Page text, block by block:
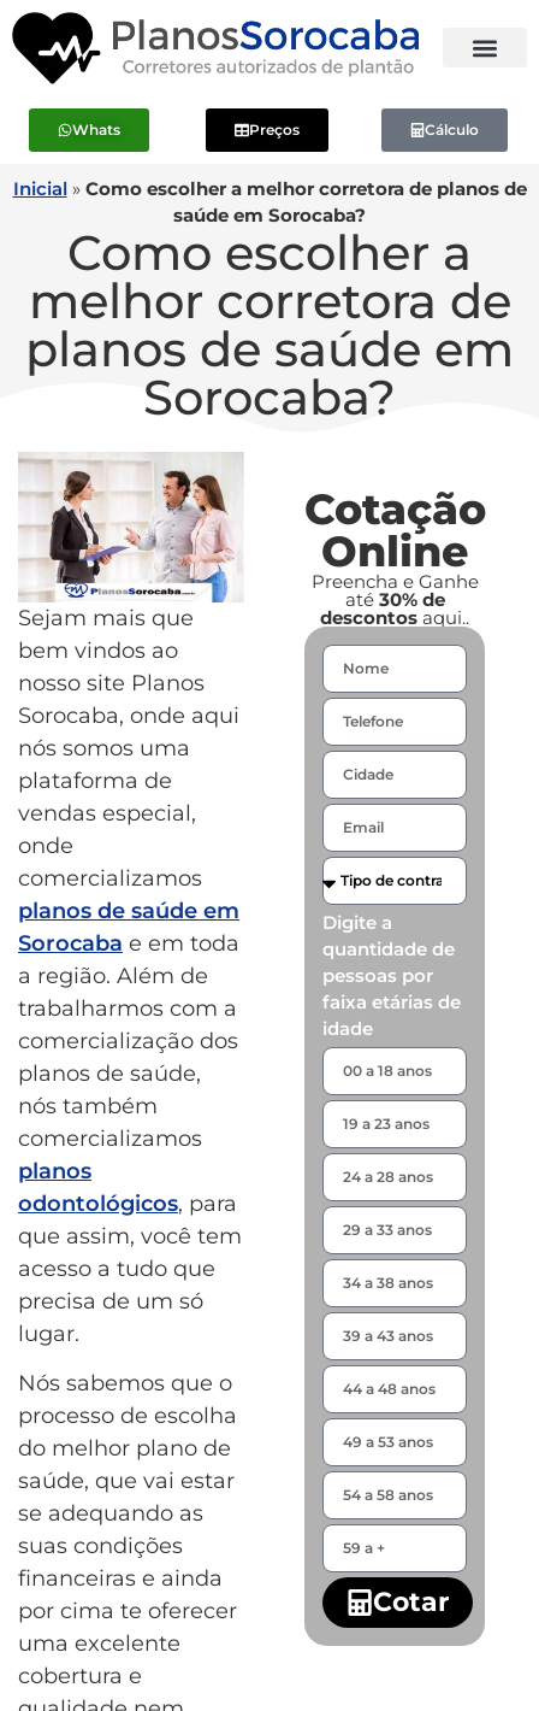
Whats Preços Cálculo
Inicial» Como escolher a melhor corretora de planos de
saúde em Sorocaba?
Como escolher a
melhor corretora de
planos de saúde em
Sorocaba?
Sejam mais que
bem vindos ao
nosso site Planos
Sorocaba, onde aqui
nós somos uma
plataforma de
vendas especial,
onde
comercializamos
planos de saúde em
Sorocaba e em toda
a região. Além de
trabalharmos com a
comercialização dos
planos de saúde,
nós também
comercializamos
planos
odontológicos, para
que assim, você tem
acesso a tudo que
precisa de um só
lugar.
Nós sabemos que o
processo de escolha
do melhor plano de
saúde, que vai estar
se adequando as
suas condições
financeiras e ainda
por cima te oferecer
uma excelente
cobertura e
Cotação
Online
Preencha e Ganhe
até 30% de
descontos aqui..
Digite a
quantidade de
pessoas por
faixa etárias de
idade
Cotar